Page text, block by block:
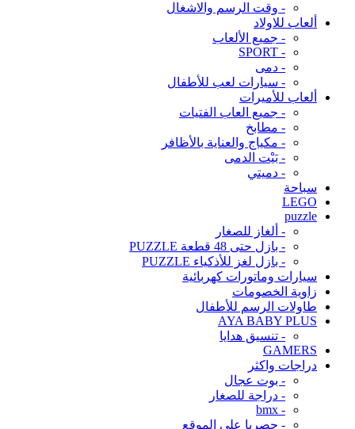
- وقت الرسم والاشغال
ألعاب للاولاد
- جميع الألعاب
- SPORT
- دمى
- سيارات لعب للأطفال
ألعاب للأميرات
- جميع العاب الفتيات
- مطابخ
- مكياج والعناية بالأظافر
- بَيْت الدمى
- دميتي
سباحة
LEGO
puzzle
- ألغاز للصغار
- بازل حتى 48 قطعة PUZZLE
- بازل لغز للأذكياء PUZZLE
سيارات وماتورات كهربائية
زاوية الخصومات
طاولات الرسم للأطفال
AYA BABY PLUS
- تنسيق هدايا
GAMERS
دراجات واكثر
- بوت عجال
- دراجة للصغار
- bmx
- حصريا على الموقع